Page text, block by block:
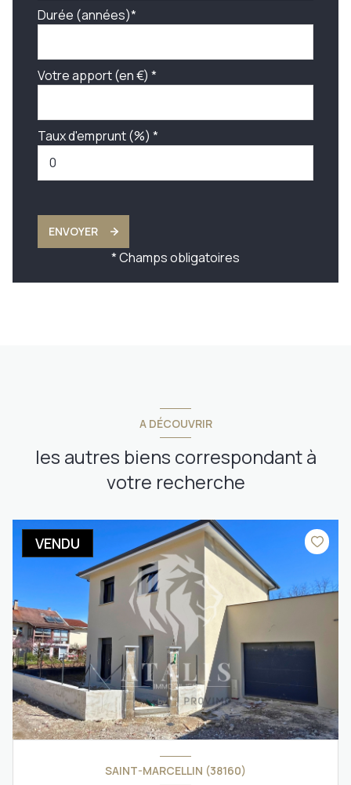
Durée (années)*
Votre apport (en €) *
Taux d'emprunt (%) *
ENVOYER
* Champs obligatoires
A DÉCOUVRIR
les autres biens correspondant à
votre recherche
VENDU
SAINT-MARCELLIN (38160)